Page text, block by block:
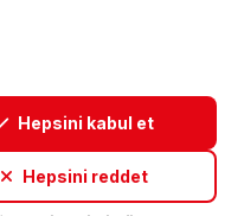
Hepsini kabul et
Hepsini reddet